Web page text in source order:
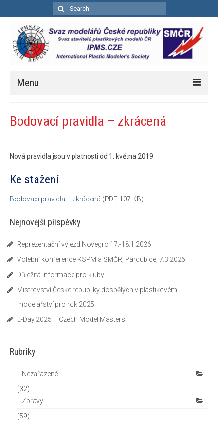
Search
Menu
Pravidla porovnávacích soutěží
Reportáže
Základní informace
Jak se stát členem IPMS CZE
Zahraniční kluby
Kontakty
Bodovací pravidla – zkrácená
Nová pravidla jsou v platnosti od 1. května 2019
Ke stažení
Bodovací pravidla – zkrácená (PDF, 107 KB)
Nejnovější příspěvky
Reprezentační výjezd Novegro 17.-18.1.2026
Volební konference KSPM a SMČR, Pardubice, 7.3.2026
Důležitá informace pro kluby
Mistrovství České republiky dospělých v plastikovém
modelářství pro rok 2025
E-Day 2025 – Czech Model Masters
Rubriky
Nezařazené
(32)
Zprávy
(59)